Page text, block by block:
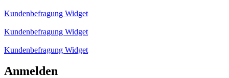
Kundenbefragung Widget
Kundenbefragung Widget
Kundenbefragung Widget
Anmelden